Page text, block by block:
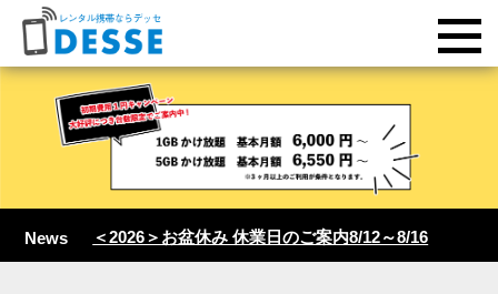
News ＜2026＞お盆休み 休業日のご案内8/12～8/16